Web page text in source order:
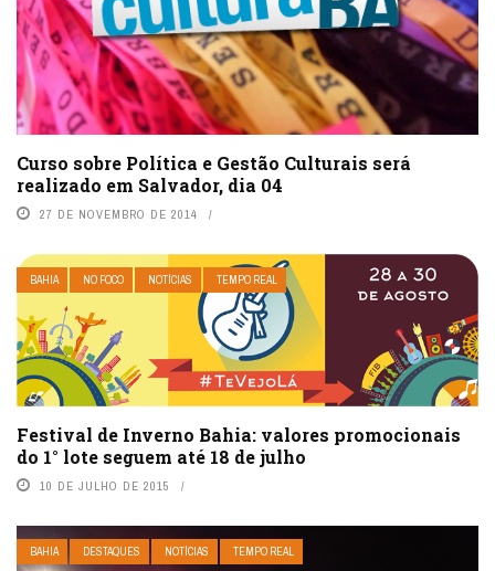
Curso sobre Política e Gestão Culturais será
realizado em Salvador, dia 04
27 DE NOVEMBRO DE 2014
BAHIA NO FOCO NOTÍCIAS TEMPO REAL
Festival de Inverno Bahia: valores promocionais
do 1° lote seguem até 18 de julho
10 DE JULHO DE 2015
BAHIA DESTAQUES NOTÍCIAS TEMPO REAL